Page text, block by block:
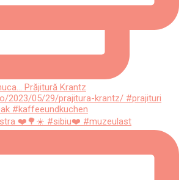
❤️🌳☀️ #sibiu❤️ #muzeulast